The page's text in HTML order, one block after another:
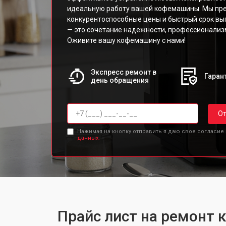
идеальную работу вашей кофемашины. Мы
конкурентоспособные цены и быстрый срок
— это сочетание надежности,
Оживите вашу кофемашину с нами!
Экспресс ремонт в
день обращения
Нажимая на кнопку отправить я даю свое согласие
данных.
Прайс лист на ремонт